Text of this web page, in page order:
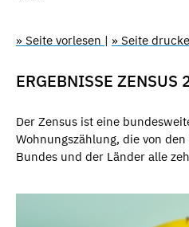
» Seite vorlesen | » Seite
ERGEBNISSE ZENSUS
Der Zensus ist eine
Wohnungszählung, die von
Bundes und der Länder alle